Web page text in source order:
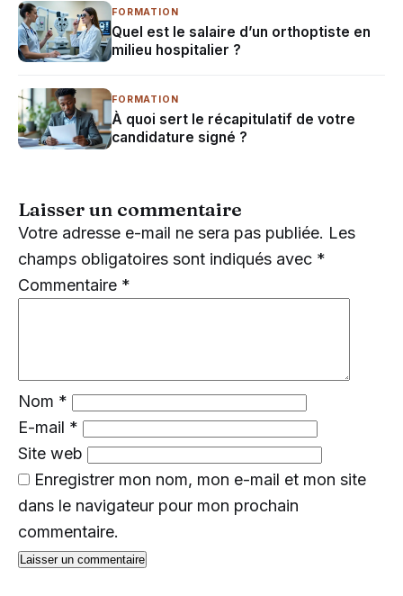
FORMATION
Quel est le salaire d’un orthoptiste en
milieu hospitalier ?
FORMATION
À quoi sert le récapitulatif de votre
candidature signé ?
Laisser un commentaire
Votre adresse e-mail ne sera pas publiée. Les
champs obligatoires sont indiqués avec *
Commentaire *
Nom *
E-mail *
Site web
Enregistrer mon nom, mon e-mail et mon site
dans le navigateur pour mon prochain
commentaire.